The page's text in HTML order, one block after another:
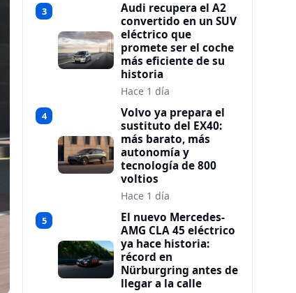
3
Audi recupera el A2
convertido en un SUV
eléctrico que
promete ser el coche
más eficiente de su
historia
Hace 1 día
4
Volvo ya prepara el
sustituto del EX40:
más barato, más
autonomía y
tecnología de 800
voltios
Hace 1 día
5
El nuevo Mercedes-
AMG CLA 45 eléctrico
ya hace historia:
récord en
Nürburgring antes de
llegar a la calle